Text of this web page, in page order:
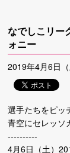
なでしこリー
ォニー
2019年4月6日（
選手たちをピッ
青空にセレッソ
----------
4月6日（土）